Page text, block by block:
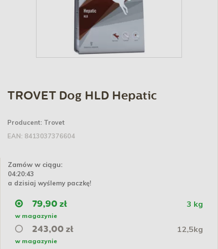
TROVET Dog HLD Hepatic
Producent: Trovet
EAN: 8413037376604
Zamów w ciągu:
04:20:42
a dzisiaj wyślemy paczkę!
79,90 zł 3 kg
w magazynie
243,00 zł 12,5kg
w magazynie